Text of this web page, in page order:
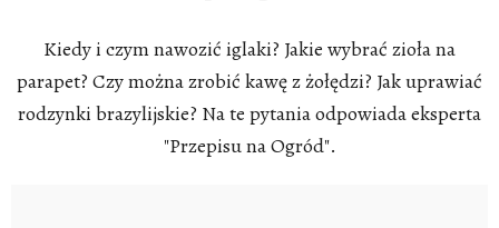
Kiedy i czym nawozić iglaki? Jakie wybrać zioła na
parapet? Czy można zrobić kawę z żołędzi? Jak uprawiać
rodzynki brazylijskie? Na te pytania odpowiada eksperta
"Przepisu na Ogród".